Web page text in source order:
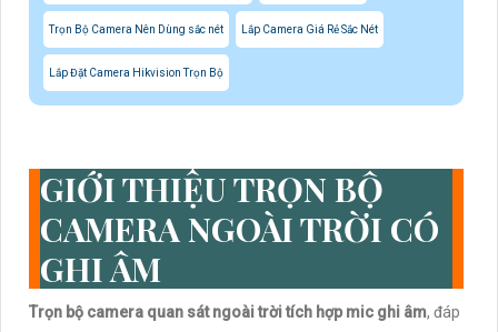
Trọn Bộ Camera Nên Dùng sắc nét Lắp Camera Giá Rẻ Sắc Nét
Lắp Đặt Camera Hikvision Trọn Bộ
GIỚI THIỆU TRỌN BỘ
CAMERA NGOÀI TRỜI CÓ
GHI ÂM
Trọn bộ camera quan sát ngoài trờitích hợp mic ghi âm, đáp